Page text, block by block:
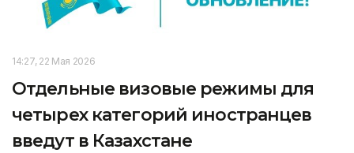
14:27, 22 Мая 2026
Отдельные визовые режимы для
четырех категорий иностранцев
введут в Казахстане